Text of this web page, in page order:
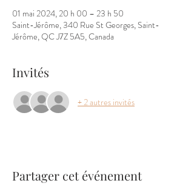
01 mai 2024, 20 h 00 – 23 h 50
Saint-Jérôme, 340 Rue St Georges, Saint-
Jérôme, QC J7Z 5A5, Canada
Invités
+ 2 autres invités
Partager cet événement